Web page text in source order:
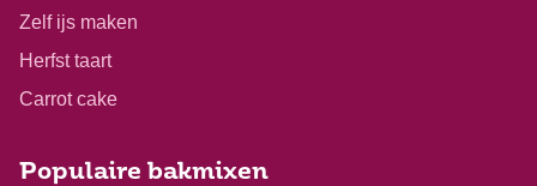
Zelf ijs maken
Herfst taart
Carrot cake
Populaire bakmixen